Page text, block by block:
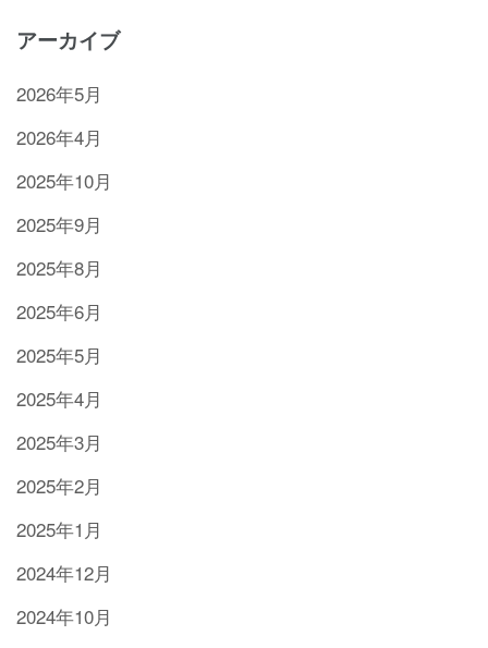
アーカイブ
2026年5月
2026年4月
2025年10月
2025年9月
2025年8月
2025年6月
2025年5月
2025年4月
2025年3月
2025年2月
2025年1月
2024年12月
2024年10月